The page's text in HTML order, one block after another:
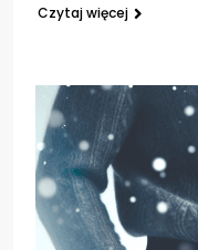
Czytaj więcej